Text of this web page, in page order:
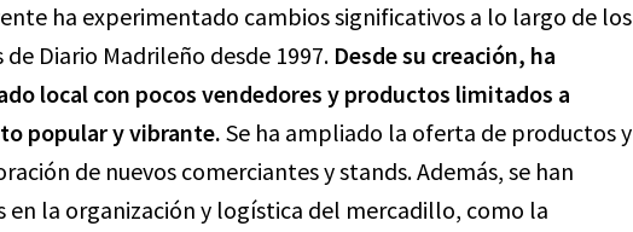
ha experimentado cambios significativos a lo largo de los
Diario Madrileño desde 1997. Desde su creación, ha
local con pocos vendedores y productos limitados a
popular y vibrante. Se ha ampliado la oferta de productos y
de nuevos comerciantes y stands. Además, se han
la organización y logística del mercadillo, como la